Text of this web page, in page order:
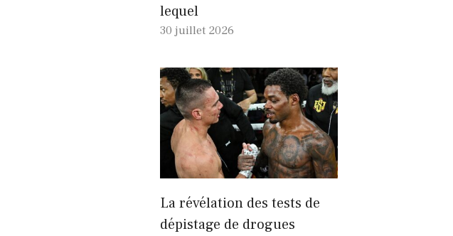
lequel
30 juillet 2026
La révélation des tests de
dépistage de drogues